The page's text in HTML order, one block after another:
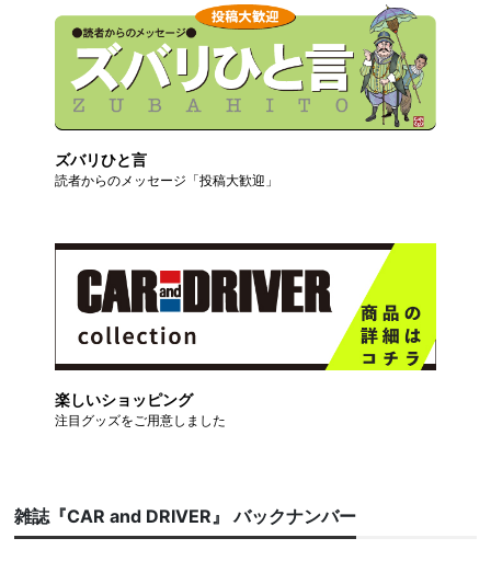
ズバリひと言
読者からのメッセージ「投稿大歓迎」
楽しいショッピング
注目グッズをご用意しました
雑誌『CAR and DRIVER』 バックナンバー